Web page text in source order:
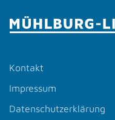
Kontakt
Impressum
Datenschutzerklärung